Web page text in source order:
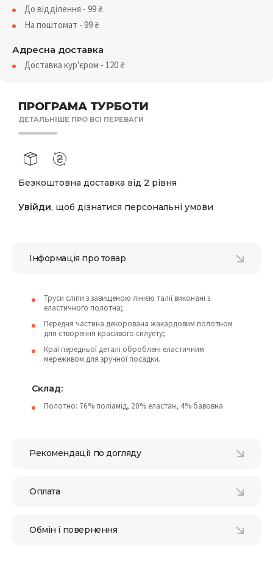
ПРОГРАМА ТУРБОТИ
ДЕТАЛЬНІШЕ ПРО ВСІ ПЕРЕВАГИ
Безкоштовна доставка від 2 рівня
Увійди, щоб дізнатися персональні умови
До відділення - 99₴
На поштомат - 99₴
Адресна доставка
Доставка кур'єром - 120₴
Інформація про товар
Труси сліпи з завищеною лінією талії виконані з
еластичного полотна;
Передня частина декорована жакардовим полотном
для створення красивого силуету;
Краї передньої деталі оброблені еластичним
мереживом для зручної посадки.
Склад:
Полотно: 76% поліамід, 20% еластан, 4% бавовна.
Рекомендації по догляду
Оплата
Обмін і повернення